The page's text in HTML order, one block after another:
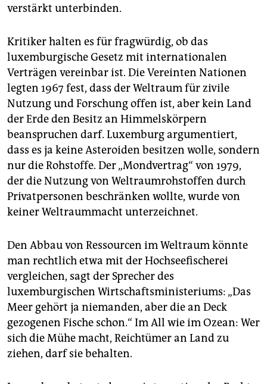
verstärkt unterbinden.
Kritiker halten es für fragwürdig, ob das
luxemburgische Gesetz mit internationalen
Verträgen vereinbar ist. Die Vereinten Nationen
legten 1967 fest, dass der Weltraum für zivile
Nutzung und Forschung offen ist, aber kein Land
der Erde den Besitz an Himmelskörpern
beanspruchen darf. Luxemburg argumentiert,
dass es ja keine Asteroiden besitzen wolle, sondern
nur die Rohstoffe. Der „Mondvertrag“ von 1979,
der die Nutzung von Weltraumrohstoffen durch
Privatpersonen beschränken wollte, wurde von
keiner Weltraummacht unterzeichnet.
Den Abbau von Ressourcen im Weltraum könnte
man rechtlich etwa mit der Hochseefischerei
vergleichen, sagt der Sprecher des
luxemburgischen Wirtschaftsministeriums: „Das
Meer gehört ja niemanden, aber die an Deck
gezogenen Fische schon.“ Im All wie im Ozean: Wer
sich die Mühe macht, Reichtümer an Land zu
ziehen, darf sie behalten.